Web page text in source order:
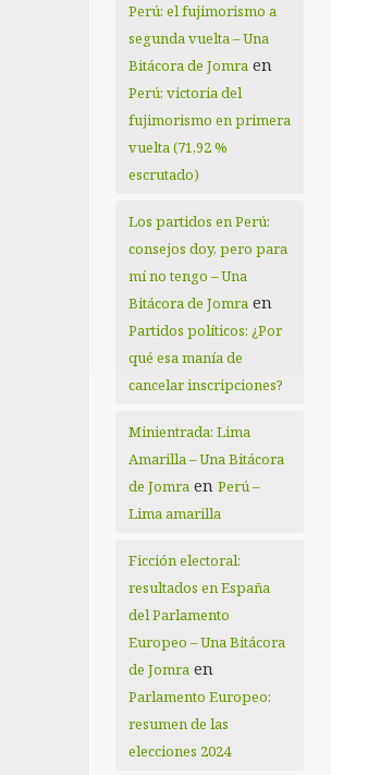
Perú: el fujimorismo a
segunda vuelta – Una
Bitácora de Jomra en
Perú: victoria del
fujimorismo en primera
vuelta (71,92 %
escrutado)
Los partidos en Perú:
consejos doy, pero para
mí no tengo – Una
Bitácora de Jomra en
Partidos políticos: ¿Por
qué esa manía de
cancelar inscripciones?
Minientrada: Lima
Amarilla – Una Bitácora
de Jomra en Perú –
Lima amarilla
Ficción electoral:
resultados en España
del Parlamento
Europeo – Una Bitácora
de Jomra en
Parlamento Europeo:
resumen de las
elecciones 2024